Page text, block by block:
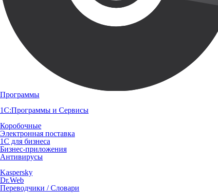
Программы
1С:Программы и Сервисы
Коробочные
Электронная поставка
1С для бизнеса
Бизнес-приложения
Антивирусы
Kaspersky
Dr.Web
Переводчики / Словари